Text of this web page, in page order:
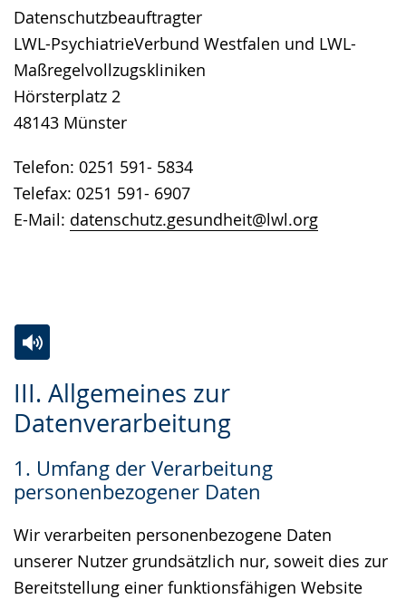
Datenschutzbeauftragter
LWL-PsychiatrieVerbund Westfalen und LWL-
Maßregelvollzugskliniken
Hörsterplatz 2
48143 Münster
Telefon: 0251 591- 5834
Telefax: 0251 591- 6907
E-Mail: datenschutz.gesundheit@lwl.org
III. Allgemeines zur
Datenverarbeitung
1. Umfang der Verarbeitung
personenbezogener Daten
Wir verarbeiten personenbezogene Daten
unserer Nutzer grundsätzlich nur, soweit dies zur
Bereitstellung einer funktionsfähigen Website
Leichten
Sprache
Audio-
Unterstützung.
Video
in
Gebärdensprache
wird
angezeigt.